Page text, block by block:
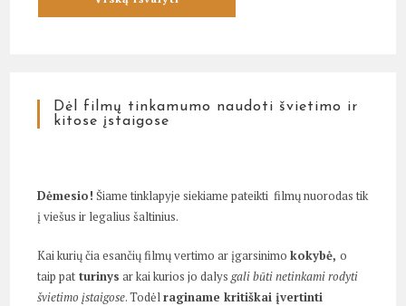
Dėl filmų tinkamumo naudoti švietimo ir
kitose įstaigose
Dėmesio! Šiame tinklapyje siekiame pateikti filmų nuorodas tik
į viešus ir legalius šaltinius.
Kai kurių čia esančių filmų vertimo ar įgarsinimokokybė,o
taip pat turinys ar kai kurios jo dalysgali būti netinkami rodyti
švietimo įstaigose. Todėlraginame kritiškai įvertinti